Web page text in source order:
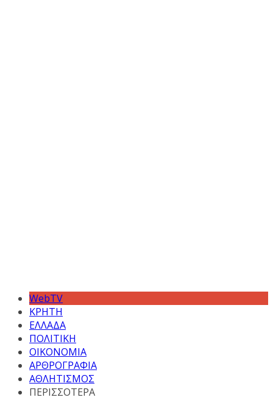
WebTV
ΚΡΗΤΗ
ΕΛΛΑΔΑ
ΠΟΛΙΤΙΚΗ
ΟΙΚΟΝΟΜΙΑ
ΑΡΘΡΟΓΡΑΦΙΑ
ΑΘΛΗΤΙΣΜΟΣ
ΠΕΡΙΣΣΟΤΕΡΑ